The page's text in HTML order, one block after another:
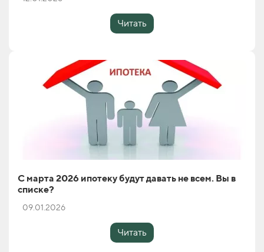
Читать
С марта 2026 ипотеку будут давать не всем. Вы в
списке?
09.01.2026
Читать